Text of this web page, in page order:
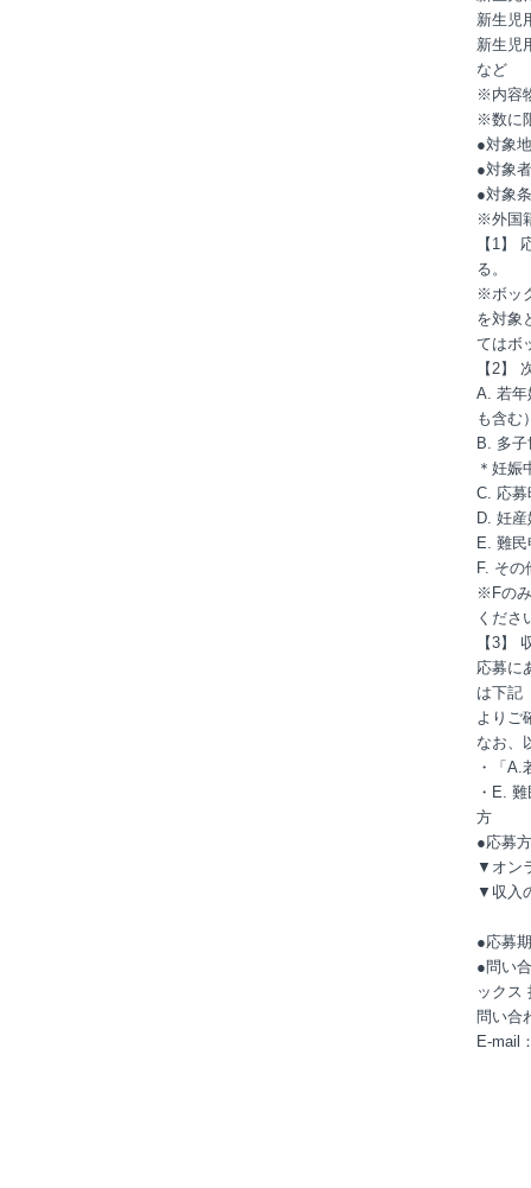
新生児
新生児
など
※内容
※数に
●対象
●対象者
●対象
※外国
【1】
る。
※ボッ
を対象
てはボ
【2】
A. 若年
も含む）
B. 多子
＊妊娠
C. 応募
D. 妊
E. 難
F. その
※Fの
くださ
【3】
応募に
は下記
よりご
なお、
・「A.
・E.
方
●応募
▼オン
▼収入
●応募
●問い
ックス
問い合
E-mail